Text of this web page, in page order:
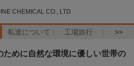
CHEMICAL CO., LTD
私達について 工場旅行 >>
めに自然な環境に優しい世帯の